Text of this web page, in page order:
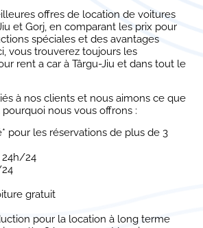
offres de location de voitures
et Gorj, en comparant les prix pour
spéciales et des avantages
vous trouverez toujours les
rent a car à Târgu-Jiu et dans tout le
à nos clients et nous aimons ce que
pourquoi nous vous offrons :
pour les réservations de plus de 3
24h/24
gratuit
pour la location à long terme